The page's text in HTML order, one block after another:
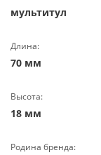
мультитул
Длина:
70 мм
Высота:
18 мм
Родина бренда: